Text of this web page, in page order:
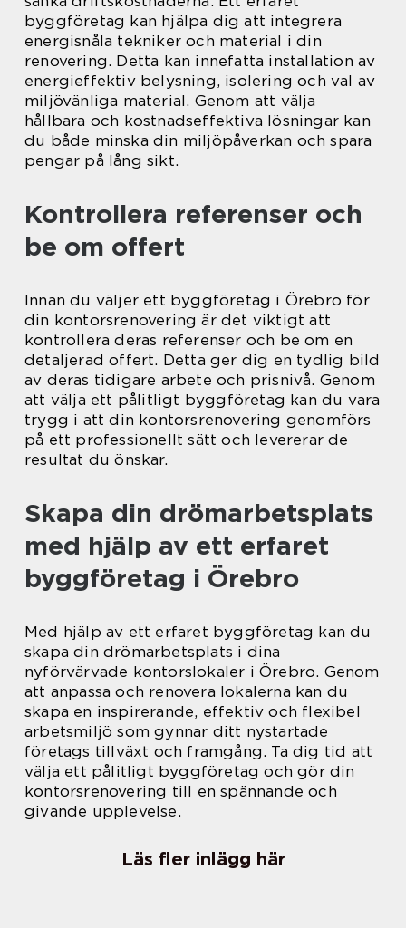
byggföretag kan hjälpa dig att integrera
energisnåla tekniker och material i din
renovering. Detta kan innefatta installation av
energieffektiv belysning, isolering och val av
miljövänliga material. Genom att välja
hållbara och kostnadseffektiva lösningar kan
du både minska din miljöpåverkan och spara
pengar på lång sikt.
Kontrollera referenser och
be om offert
Innan du väljer ett byggföretag i Örebro för
din kontorsrenovering är det viktigt att
kontrollera deras referenser och be om en
detaljerad offert. Detta ger dig en tydlig bild
av deras tidigare arbete och prisnivå. Genom
att välja ett pålitligt byggföretag kan du vara
trygg i att din kontorsrenovering genomförs
på ett professionellt sätt och levererar de
resultat du önskar.
Skapa din drömarbetsplats
med hjälp av ett erfaret
byggföretag i Örebro
Med hjälp av ett erfaret byggföretag kan du
skapa din drömarbetsplats i dina
nyförvärvade kontorslokaler i Örebro. Genom
att anpassa och renovera lokalerna kan du
skapa en inspirerande, effektiv och flexibel
arbetsmiljö som gynnar ditt nystartade
företags tillväxt och framgång. Ta dig tid att
välja ett pålitligt byggföretag och gör din
kontorsrenovering till en spännande och
givande upplevelse.
Läs fler inlägg här